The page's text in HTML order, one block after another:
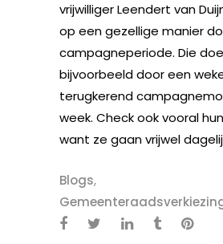
vrijwilliger Leendert van
op een gezellige manier
campagneperiode. Die
bijvoorbeeld door een
terugkerend
week. Check ook vooral
want ze gaan vrijwel
Blogs,